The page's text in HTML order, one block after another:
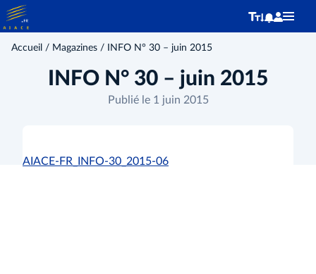
Accueil / Magazines / INFO N° 30 – juin 2015
INFO N° 30 – juin 2015
Publié le 1 juin 2015
AIACE-FR_INFO-30_2015-06